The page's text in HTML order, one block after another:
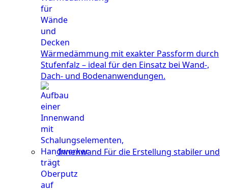
Wärmedämmung mit exakter Passform durch
Stufenfalz – ideal für den Einsatz bei Wand-,
Dach- und Bodenanwendungen.
Innenwand Für die Erstellung stabiler und